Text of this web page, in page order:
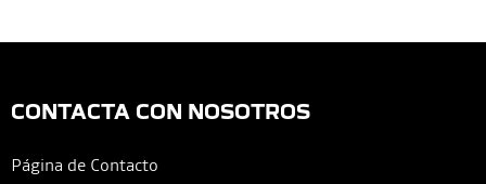
CONTACTA CON NOSOTROS
Página de Contacto